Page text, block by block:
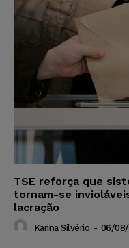
TSE reforça que
tornam-se
lacração
Karina Silvério - 06/